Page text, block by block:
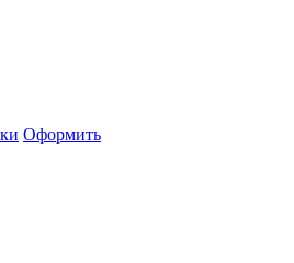
Оформить